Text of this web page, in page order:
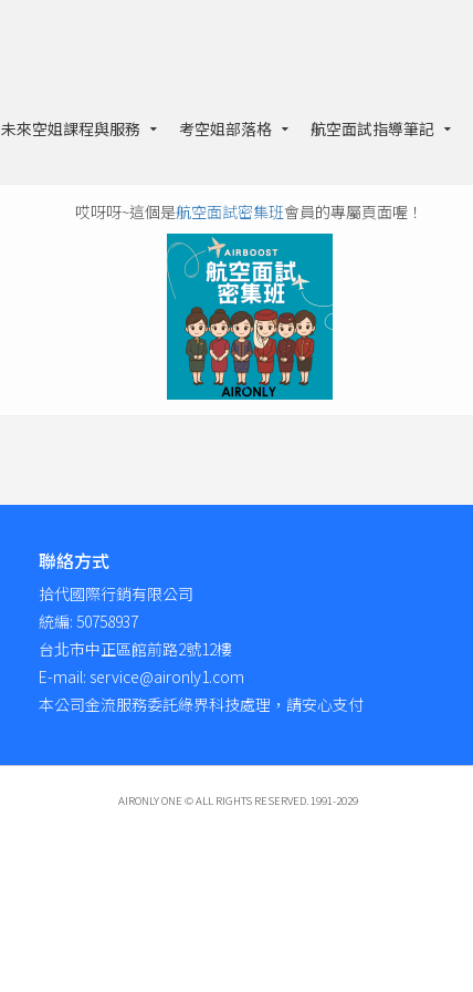
未來空姐課程與服務 考空姐部落格 航空面試指導筆記
哎呀呀~這個是航空面試密集班會員的專屬頁面喔！
聯絡方式
拾代國際行銷有限公司
統編: 50758937
台北市中正區館前路2號12樓
E-mail: service@aironly1.com
本公司金流服務委託綠界科技處理，請安心支付
AIRONLY ONE © ALL RIGHTS RESERVED. 1991-2029